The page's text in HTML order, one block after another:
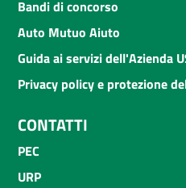
Bandi di concorso
Auto Mutuo Aiuto
Guida ai servizi dell'Azienda
Privacy policy e protezione
CONTATTI
PEC
URP